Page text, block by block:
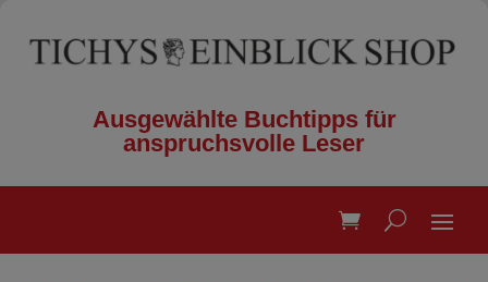
Ausgewählte Buchtipps für
anspruchsvolle Leser